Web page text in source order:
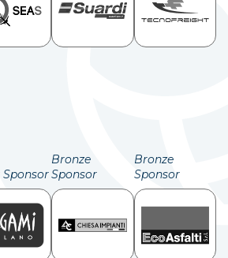
Sponsor
Bronze
Sponsor
Bronze
Sponsor